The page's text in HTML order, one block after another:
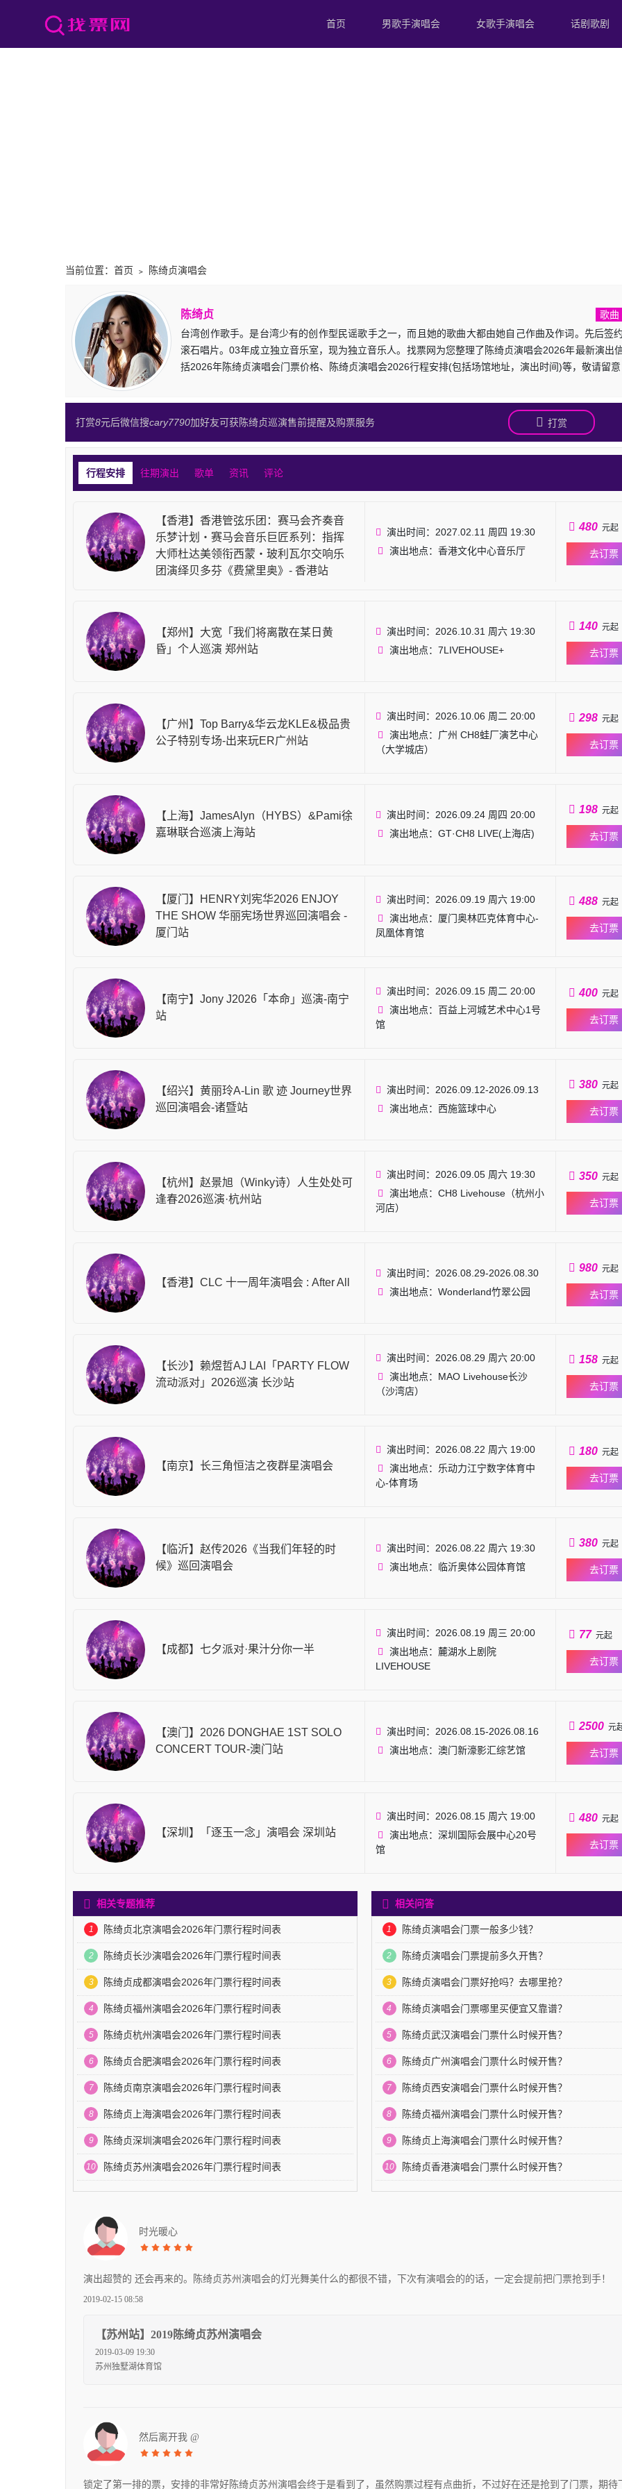
首页 男歌手演唱会 女歌手演唱会 话剧歌剧
当前位置： 首页 ﹥ 陈绮贞演唱会
陈绮贞
歌曲
台湾创作歌手。是台湾少有的创作型民谣歌手之一，而且她的歌曲大都由她自己作曲及作词。先后签
滚石唱片。03年成立独立音乐室，现为独立音乐人。找票网为您整理了陈绮贞演唱会2026年最新演出
括2026年陈绮贞演唱会门票价格、陈绮贞演唱会2026行程安排(包括场馆地址，演出时间)等，敬请留
打赏8元后微信搜cary7790加好友可获陈绮贞巡演售前提醒及购票服务 打赏
行程安排 往期演出 歌单 资讯 评论
【香港】香港管弦乐团：赛马会齐奏音
乐梦计划・赛马会音乐巨匠系列：指挥
大师杜达美领衔西蒙・玻利瓦尔交响乐
团演绎贝多芬《费黛里奥》- 香港站
演出时间：2027.02.11 周四 19:30
演出地点：香港文化中心音乐厅
480 元起
去订票
【郑州】大宽「我们将离散在某日黄
昏」个人巡演 郑州站
演出时间：2026.10.31 周六 19:30
演出地点：7LIVEHOUSE+
140 元起
去订票
【广州】Top Barry&华云龙KLE&极品贵
公子特别专场-出来玩ER广州站
演出时间：2026.10.06 周二 20:00
演出地点：广州 CH8蛙厂演艺中心
（大学城店）
298 元起
去订票
【上海】JamesAlyn（HYBS）&Pami徐
嘉琳联合巡演上海站
演出时间：2026.09.24 周四 20:00
演出地点：GT·CH8 LIVE(上海店)
198 元起
去订票
【厦门】HENRY刘宪华2026 ENJOY
THE SHOW 华丽宪场世界巡回演唱会 -
厦门站
演出时间：2026.09.19 周六 19:00
演出地点：厦门奥林匹克体育中心-
凤凰体育馆
488 元起
去订票
【南宁】Jony J2026「本命」巡演-南宁
站
演出时间：2026.09.15 周二 20:00
演出地点：百益上河城艺术中心1号
馆
400 元起
去订票
【绍兴】黄丽玲A-Lin 歌 迹 Journey世界
巡回演唱会-诸暨站
演出时间：2026.09.12-2026.09.13
演出地点：西施篮球中心
380 元起
去订票
【杭州】赵景旭（Winky诗）人生处处可
逢春2026巡演·杭州站
演出时间：2026.09.05 周六 19:30
演出地点：CH8 Livehouse（杭州小
河店）
350 元起
去订票
【香港】CLC 十一周年演唱会 : After All
演出时间：2026.08.29-2026.08.30
演出地点：Wonderland竹翠公园
980 元起
去订票
【长沙】赖煜哲AJ LAI「PARTY FLOW
流动派对」2026巡演 长沙站
演出时间：2026.08.29 周六 20:00
演出地点：MAO Livehouse长沙
（沙湾店）
158 元起
去订票
【南京】长三角恒洁之夜群星演唱会
演出时间：2026.08.22 周六 19:00
演出地点：乐动力江宁数字体育中
心-体育场
180 元起
去订票
【临沂】赵传2026《当我们年轻的时
候》巡回演唱会
演出时间：2026.08.22 周六 19:30
演出地点：临沂奥体公园体育馆
380 元起
去订票
【成都】七夕派对·果汁分你一半
演出时间：2026.08.19 周三 20:00
演出地点：麓湖水上剧院
LIVEHOUSE
77 元起
去订票
【澳门】2026 DONGHAE 1ST SOLO
CONCERT TOUR-澳门站
演出时间：2026.08.15-2026.08.16
演出地点：澳门新濠影汇综艺馆
2500 元
去订票
【深圳】「逐玉一念」演唱会 深圳站
演出时间：2026.08.15 周六 19:00
演出地点：深圳国际会展中心20号
馆
480 元起
去订票
相关专题推荐
1 陈绮贞北京演唱会2026年门票行程时间表
2 陈绮贞长沙演唱会2026年门票行程时间表
3 陈绮贞成都演唱会2026年门票行程时间表
4 陈绮贞福州演唱会2026年门票行程时间表
5 陈绮贞杭州演唱会2026年门票行程时间表
6 陈绮贞合肥演唱会2026年门票行程时间表
7 陈绮贞南京演唱会2026年门票行程时间表
8 陈绮贞上海演唱会2026年门票行程时间表
9 陈绮贞深圳演唱会2026年门票行程时间表
10 陈绮贞苏州演唱会2026年门票行程时间表
相关问答
1 陈绮贞演唱会门票一般多少钱？
2 陈绮贞演唱会门票提前多久开售？
3 陈绮贞演唱会门票好抢吗？去哪里抢？
4 陈绮贞演唱会门票哪里买便宜又靠谱？
5 陈绮贞武汉演唱会门票什么时候开售？
6 陈绮贞广州演唱会门票什么时候开售？
7 陈绮贞西安演唱会门票什么时候开售？
8 陈绮贞福州演唱会门票什么时候开售？
9 陈绮贞上海演唱会门票什么时候开售？
10 陈绮贞香港演唱会门票什么时候开售？
时光暖心
演出超赞的 还会再来的。陈绮贞苏州演唱会的灯光舞美什么的都很不错，下次有演唱会的的话，一定会提前把门票抢到手！
2019-02-15 08:58
【苏州站】2019陈绮贞苏州演唱会
2019-03-09 19:30
苏州独墅湖体育馆
然后离开我 @
锁定了第一排的票，安排的非常好陈绮贞苏州演唱会终于是看到了，虽然购票过程有点曲折，不过好在还是抢到了门票，期待